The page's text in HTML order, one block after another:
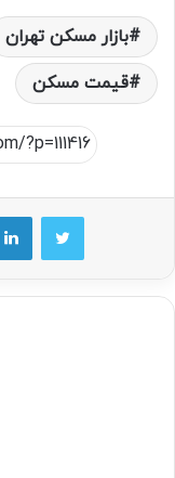
بازار مسکن تهران
قیمت مسکن